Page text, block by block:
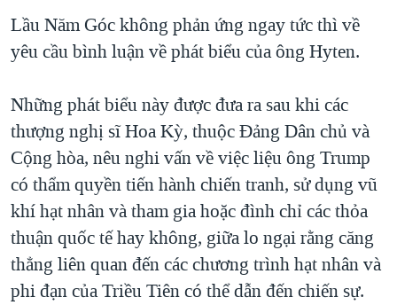
Lầu Năm Góc không phản ứng ngay tức thì về
yêu cầu bình luận về phát biểu của ông Hyten.
Những phát biểu này được đưa ra sau khi các
thượng nghị sĩ Hoa Kỳ, thuộc Đảng Dân chủ và
Cộng hòa, nêu nghi vấn về việc liệu ông Trump
có thẩm quyền tiến hành chiến tranh, sử dụng vũ
khí hạt nhân và tham gia hoặc đình chỉ các thỏa
thuận quốc tế hay không, giữa lo ngại rằng căng
thẳng liên quan đến các chương trình hạt nhân và
phi đạn của Triều Tiên có thể dẫn đến chiến sự.